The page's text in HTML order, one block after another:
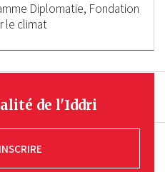
Diplomatie, Fondation
le climat
de l'Iddri